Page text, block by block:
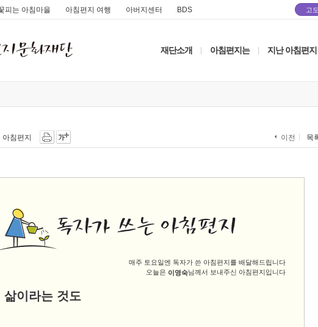
피는 아침마을 아침편지 여행 아버지센터 BDS 고
재단소개 아침편지는 지난 아침편지
침편지 이전 목
매주 토요일엔 독자가 쓴 아침편지를 배달해드립니다
오늘은 이영숙님께서 보내주신 아침편지입니다
삶이라는 것도